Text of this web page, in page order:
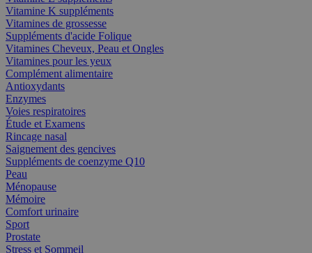
Vitamine K suppléments
Vitamines de grossesse
Suppléments d'acide Folique
Vitamines Cheveux, Peau et Ongles
Vitamines pour les yeux
Complément alimentaire
Antioxydants
Enzymes
Voies respiratoires
Étude et Examens
Rincage nasal
Saignement des gencives
Suppléments de coenzyme Q10
Peau
Ménopause
Mémoire
Comfort urinaire
Sport
Prostate
Stress et Sommeil